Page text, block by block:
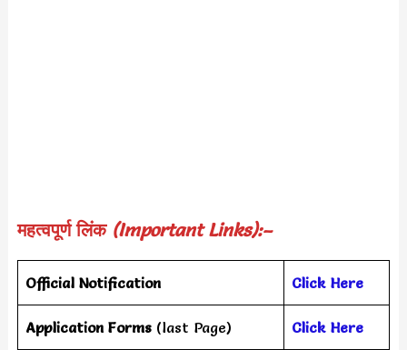
महत्वपूर्ण लिंक (Important Links):–
Official Notification Click Here
Application Forms (last Page) Click Here